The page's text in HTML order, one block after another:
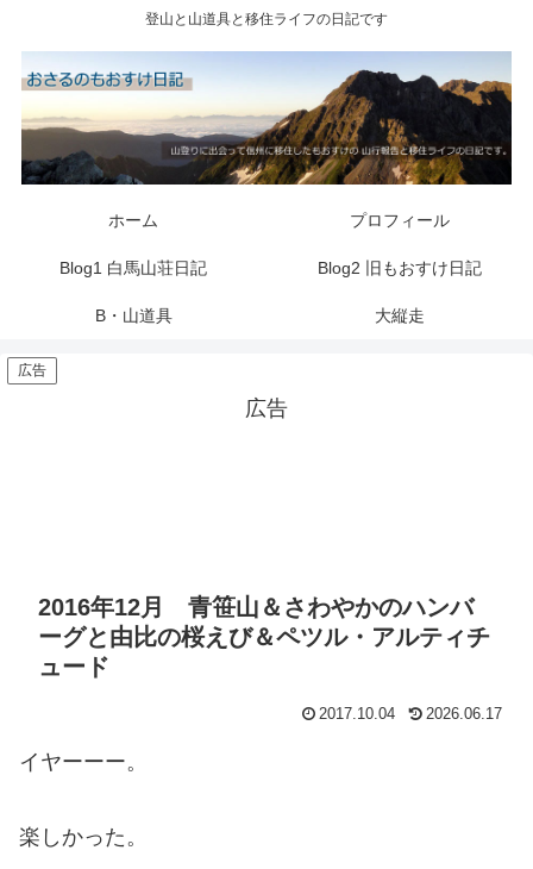
登山と山道具と移住ライフの日記です
ホーム プロフィール
Blog1 白馬山荘日記 Blog2 旧もおすけ日記
B・山道具 大縦走
広告
広告
2016年12月 青笹山＆さわやかのハンバ
ーグと由比の桜えび＆ペツル・アルティチ
ュード
2017.10.04 2026.06.17
イヤーーー。
楽しかった。